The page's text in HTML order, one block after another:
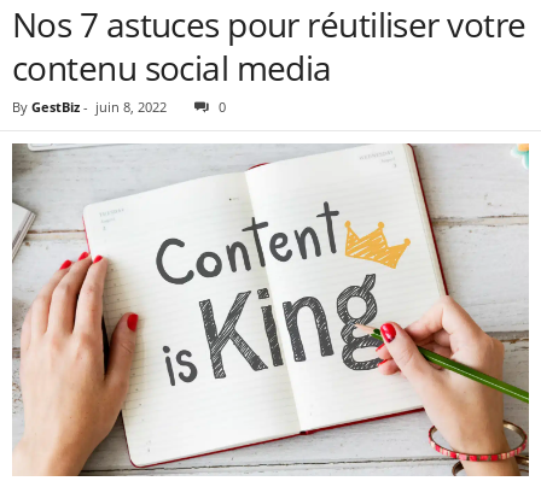
Nos 7 astuces pour réutiliser votre
contenu social media
By GestBiz - juin 8, 2022 0